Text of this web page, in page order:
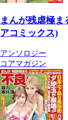
まんが残虐極ま
アコミックス)
アンソロジー
コアマガジン